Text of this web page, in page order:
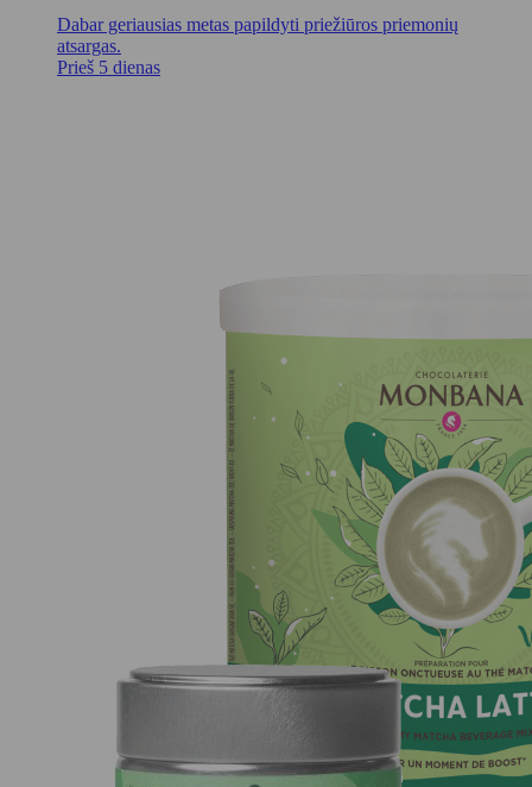
Dabar geriausias metas papildyti priežiūros priemonių
atsargas.
Prieš 5 dienas